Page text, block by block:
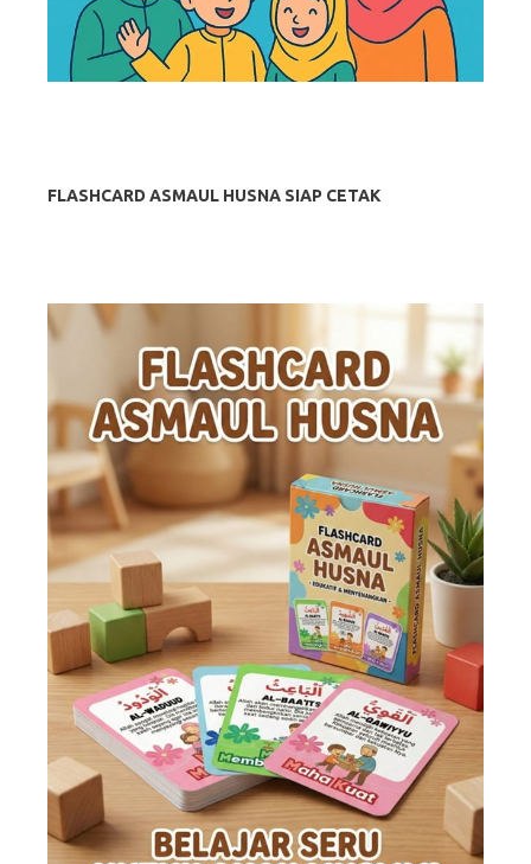
FLASHCARD ASMAUL HUSNA SIAP CETAK